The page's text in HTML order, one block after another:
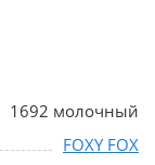
1692 молочный
FOXY FOX